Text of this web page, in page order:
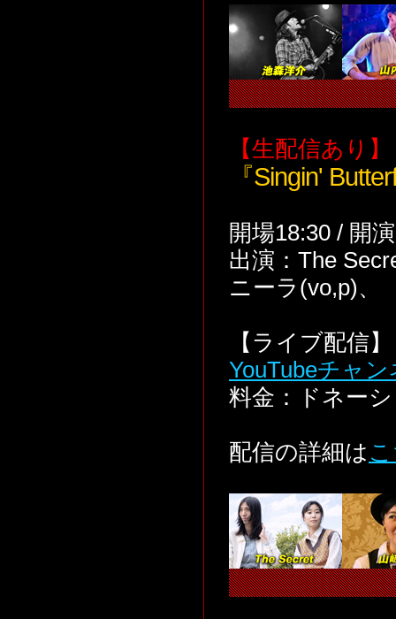
【生配信あり】
『Singin'
開場18:30 / 開
出演：The
ニーラ(vo,p)、
【ライブ配信
YouTubeチャ
料金：ドネー
配信の詳細は